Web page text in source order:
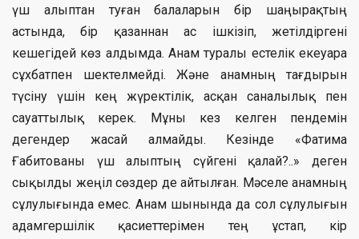
үш алыптан туған балаларын бір шаңырақтың
астында, бір қазаннан ас ішкізіп, жетілдіргені
кешегідей көз алдымда. Анам туралы естелік екеуара
сұхбатпен шектелмейді. Және анамның тағдырын
түсіну үшін кең жүректілік, асқан саналылық пен
сауаттылық керек. Мұны кез келген пендемін
дегендер жасай алмайды. Кезінде «Фатима
Ғабитованы үш алыптың сүйгені қалай?..» деген
сықылды жеңіл сөздер де айтылған. Мәселе анамның
сұлулығында емес. Анам шынында да сол сұлулығын
адамгершілік қасиеттерімен тең ұстап, кір